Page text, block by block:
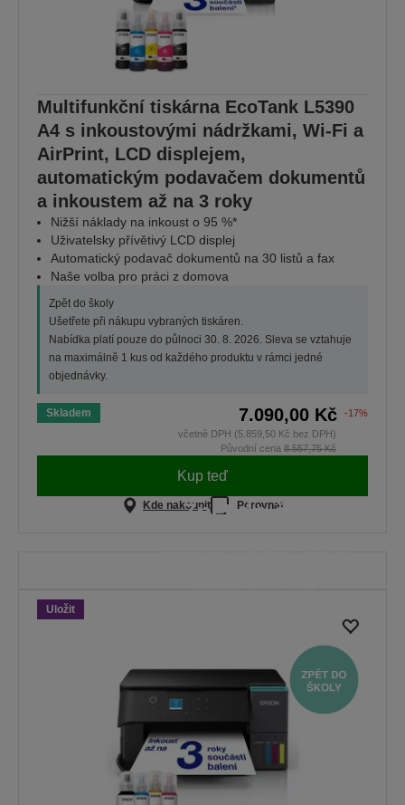
Multifunkční tiskárna EcoTank L5390
A4 s inkoustovými nádržkami, Wi-Fi a
AirPrint, LCD displejem,
automatickým podavačem dokumentů
a inkoustem až na 3 roky
Nižší náklady na inkoust o 95 %*
Uživatelsky přívětivý LCD displej
Automatický podavač dokumentů na 30 listů a fax
Naše volba pro práci z domova
Zpět do školy
Ušetřete při nákupu vybraných tiskáren.
Nabídka platí pouze do půlnoci 30. 8. 2026. Sleva se vztahuje
na maximálně 1 kus od každého produktu v rámci jedné
objednávky.
Skladem 7.090,00 Kč
-17%
včetně DPH (5.859,50 Kč bez DPH)
Původní cena 8.557,75 Kč
Kup teď
Kde nakoupit Porovnat
Zpět do školy
Uložit